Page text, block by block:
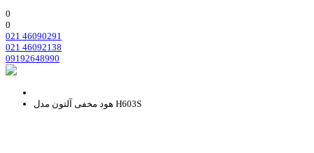
0
0
021 46090291
021 46092138
09192648990
هود مخفی آلتون مدل H603S